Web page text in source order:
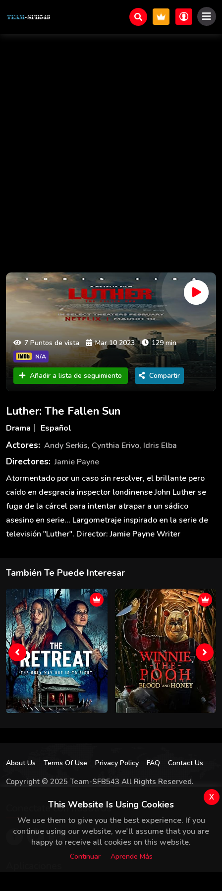
7 Puntos de vista Mar 10 2023 129 min
N/A
Añadir a lista de seguimiento Compartir
Luther: The Fallen Sun
Drama Español
Actores: Andy Serkis, Cynthia Erivo, Idris Elba
Directores: Jamie Payne
Atormentado por un caso sin resolver, el brillante pero
caído en desgracia inspector londinense John Luther se
fuga de la cárcel para intentar atrapar a un sádico
asesino en serie... Largometraje inspirado en la serie de
televisión "Luther". Director: Jamie Payne Writer
También Te Puede Interesar
About Us Terms Of Use Privacy Policy FAQ Contact Us
Copyright © 2025 Team-SFB543 All Rights Reserved.
Conectate con nosotros
This Website Is Using Cookies
We use them to give you the best experience. If you
continue using our website, we'll assume that you are
happy to receive all cookies on this website.
Continuar Aprende Más
x